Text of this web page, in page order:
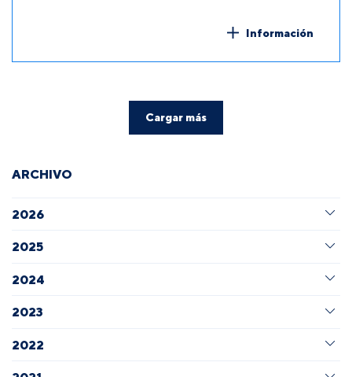
Información
Cargar más
ARCHIVO
2026
2025
2024
2023
2022